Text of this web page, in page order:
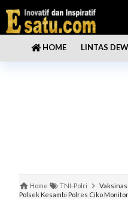
HOME LINTAS
Home TNI-Polri
Polsek Kesambi Polres Ciko